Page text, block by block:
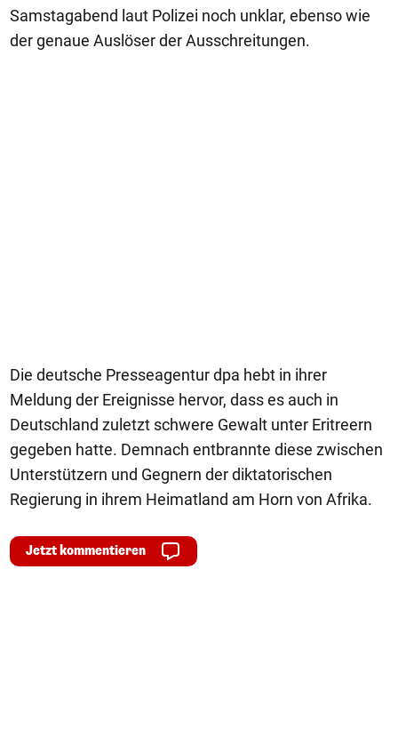
Samstagabend laut Polizei noch unklar, ebenso wie
der genaue Auslöser der Ausschreitungen.
Die deutsche Presseagentur dpa hebt in ihrer
Meldung der Ereignisse hervor, dass es auch in
Deutschland zuletzt schwere Gewalt unter Eritreern
gegeben hatte. Demnach entbrannte diese zwischen
Unterstützern und Gegnern der diktatorischen
Regierung in ihrem Heimatland am Horn von Afrika.
Jetzt kommentieren